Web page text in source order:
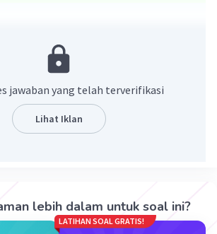
√a x √b
= (a + b)√c
= (a - b)√c
√108 - √75
√(4x3) + √(36x3) - √(25x3)
+ 6√3 - 5√3
jawaban yang telah terverifikasi
Lihat Iklan
lebih dalam untuk soal ini?
LATIHAN SOAL GRATIS!